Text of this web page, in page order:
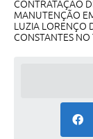
Diário Oficial
CONTRATAÇÃO
MANUTENÇÃO
LUZIA LORENÇO
CONSTANTES